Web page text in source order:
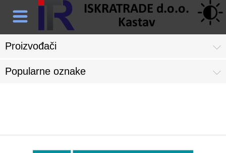
Proizvođači
Popularne oznake